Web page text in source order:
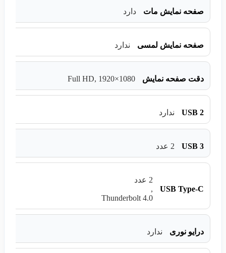
صفحه نمایش مات دارد
صفحه نمایش لمسی ندارد
دقت صفحه نمایش Full HD, 1920×1080
USB 2 ندارد
USB 3 2 عدد
USB Type-C
2 عدد
,
Thunderbolt 4.0
درایو نوری ندارد